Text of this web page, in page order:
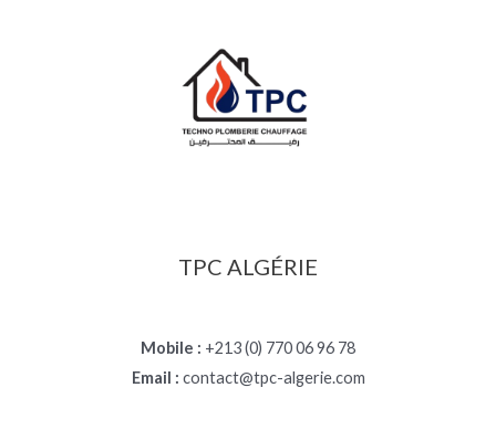
TPC ALGÉRIE
Mobile : +213 (0) 770 06 96 78
Email : contact@tpc-algerie.com